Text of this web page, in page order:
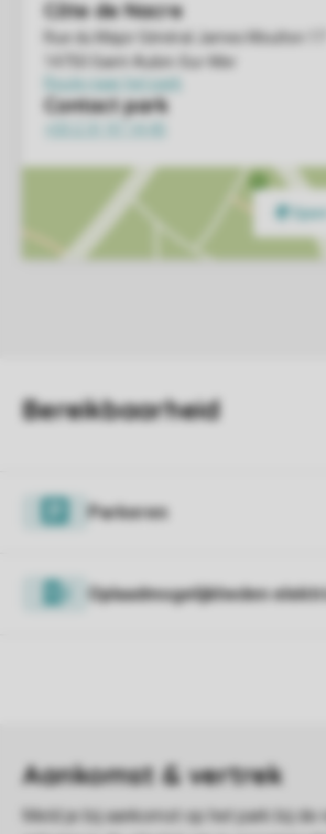
Parkeren
Oplaadmogelijkheden